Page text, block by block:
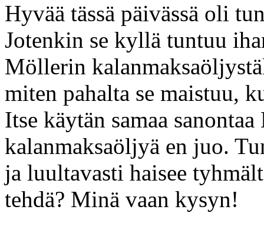
Hyvää tässä päivässä oli
Jotenkin se kyllä tuntuu
Möllerin
miten pahalta se maistuu,
Itse käytän samaa
kalanmaksaöljyä en juo.
ja luultavasti haisee
tehdä? Minä vaan kysyn!